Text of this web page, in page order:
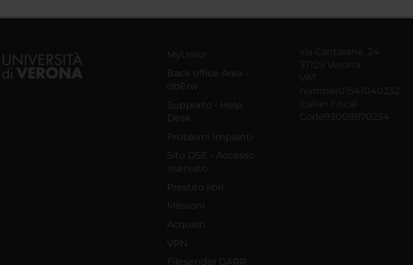
MyUnivr
Back office Area -
dbErw
Supporto - Help
Desk
Problemi Impianti
Sito DSE - Accesso
riservato
Prestito libri
Missioni
Acquisti
VPN
Filesender GARR
via Cantarane, 24
37129 Verona
VAT
number01541040232
Italian Fiscal
Code93009870234